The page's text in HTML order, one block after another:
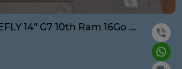
HP ZBOOK FIREFLY 14" G7 10th Ram 16Go Disque 256G Ssd